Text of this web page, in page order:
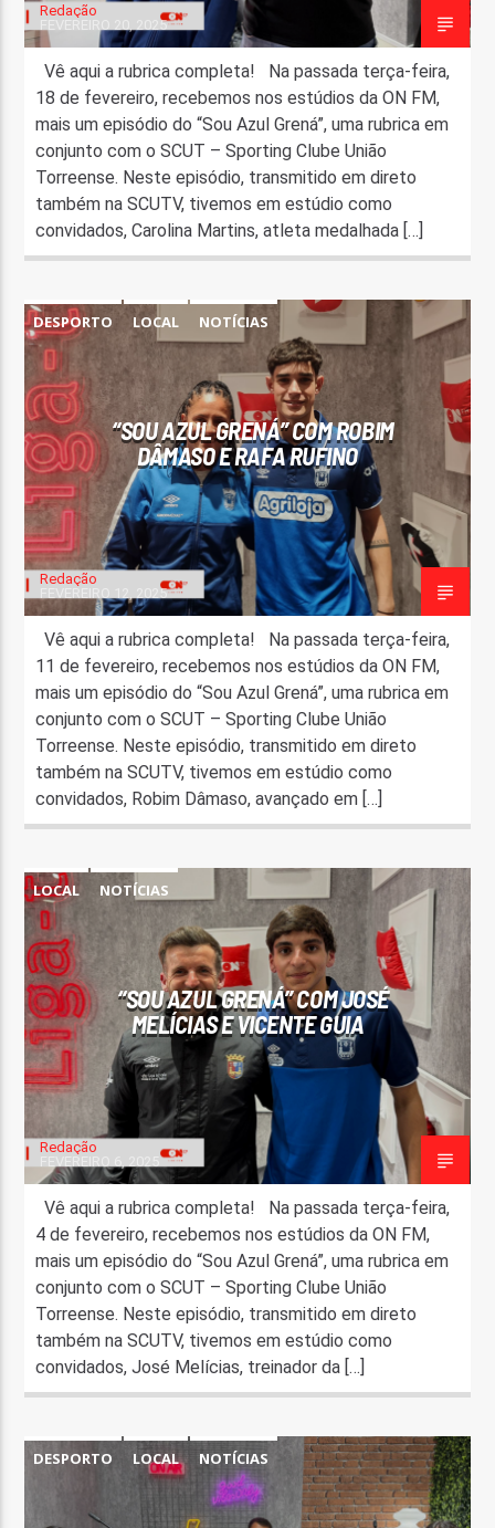
Redação
FEVEREIRO 20, 2025
Vê aqui a rubrica completa! Na passada terça-feira,
18 de fevereiro, recebemos nos estúdios da ON FM,
mais um episódio do “Sou Azul Grená”, uma rubrica em
conjunto com o SCUT – Sporting Clube União
Torreense. Neste episódio, transmitido em direto
também na SCUTV, tivemos em estúdio como
convidados, Carolina Martins, atleta medalhada […]
DESPORTO LOCAL NOTÍCIAS
“SOU AZUL GRENÁ” COM ROBIM
DÂMASO E RAFA RUFINO
Redação
FEVEREIRO 12, 2025
Vê aqui a rubrica completa! Na passada terça-feira,
11 de fevereiro, recebemos nos estúdios da ON FM,
mais um episódio do “Sou Azul Grená”, uma rubrica em
conjunto com o SCUT – Sporting Clube União
Torreense. Neste episódio, transmitido em direto
também na SCUTV, tivemos em estúdio como
convidados, Robim Dâmaso, avançado em […]
LOCAL NOTÍCIAS
“SOU AZUL GRENÁ” COM JOSÉ
MELÍCIAS E VICENTE GUIA
Redação
Vê aqui a rubrica completa! Na passada terça-feira,
4 de fevereiro, recebemos nos estúdios da ON FM,
mais um episódio do “Sou Azul Grená”, uma rubrica em
conjunto com o SCUT – Sporting Clube União
Torreense. Neste episódio, transmitido em direto
também na SCUTV, tivemos em estúdio como
convidados, José Melícias, treinador da […]
DESPORTO LOCAL NOTÍCIAS